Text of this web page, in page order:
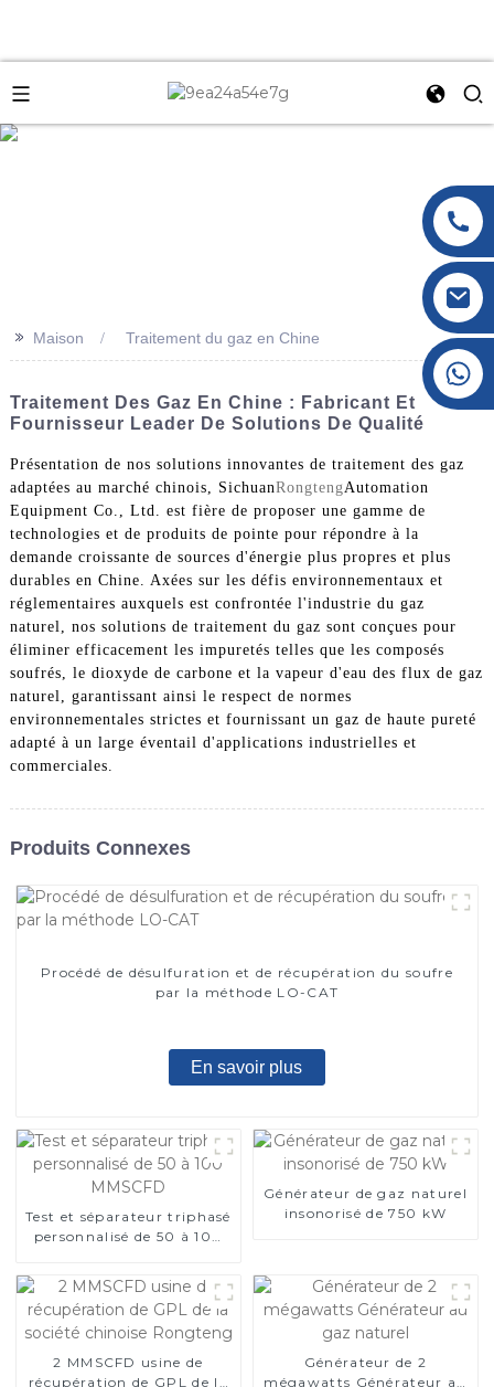
+86 177 8117 4421
+86 138 8076 0589
>> Maison Traitement du gaz en Chine
Traitement Des Gaz En Chine : Fabricant Et
Fournisseur Leader De Solutions De Qualité
Présentation de nos solutions innovantes de traitement des gaz
adaptées au marché chinois, SichuanRongtengAutomation
Equipment Co., Ltd. est fière de proposer une gamme de
technologies et de produits de pointe pour répondre à la
demande croissante de sources d'énergie plus propres et plus
durables en Chine. Axées sur les défis environnementaux et
réglementaires auxquels est confrontée l'industrie du gaz
naturel, nos solutions de traitement du gaz sont conçues pour
éliminer efficacement les impuretés telles que les composés
soufrés, le dioxyde de carbone et la vapeur d'eau des flux de gaz
naturel, garantissant ainsi le respect de normes
environnementales strictes et fournissant un gaz de haute pureté
adapté à un large éventail d'applications industrielles et
commerciales.
Produits Connexes
Procédé de désulfuration et de récupération du soufre
par la méthode LO-CAT
En savoir plus
Test et séparateur triphasé
personnalisé de 50 à 100
Générateur de gaz naturel
insonorisé de 750 kW
2 MMSCFD usine de
récupération de GPL de la
Générateur de 2
mégawatts Générateur au